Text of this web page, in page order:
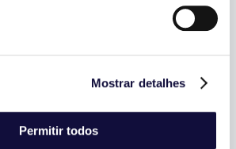
Mostrar detalhes
Permitir todos
que os projetos contribuem